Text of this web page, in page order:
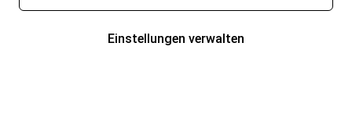
Einstellungen verwalten